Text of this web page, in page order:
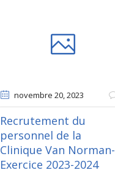
novembre 20, 2023
Recrutement du
personnel de la
Clinique Van Norman-
Exercice 2023-2024